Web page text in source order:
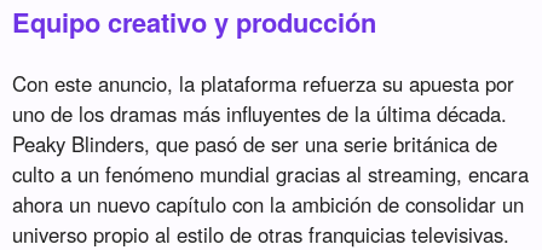
Equipo creativo y producción
Con este anuncio, la plataforma refuerza su apuesta por
uno de los dramas más influyentes de la última década.
Peaky Blinders, que pasó de ser una serie británica de
culto a un fenómeno mundial gracias al streaming, encara
ahora un nuevo capítulo con la ambición de consolidar un
universo propio al estilo de otras franquicias televisivas.